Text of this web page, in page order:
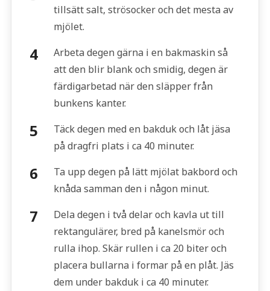
tillsätt salt, strösocker och det mesta av
mjölet.
Arbeta degen gärna i en bakmaskin så
att den blir blank och smidig, degen är
färdigarbetad när den släpper från
bunkens kanter.
Täck degen med en bakduk och låt jäsa
på dragfri plats i ca 40 minuter.
Ta upp degen på lätt mjölat bakbord och
knåda samman den i någon minut.
Dela degen i två delar och kavla ut till
rektangulärer, bred på kanelsmör och
rulla ihop. Skär rullen i ca 20 biter och
placera bullarna i formar på en plåt. Jäs
dem under bakduk i ca 40 minuter.